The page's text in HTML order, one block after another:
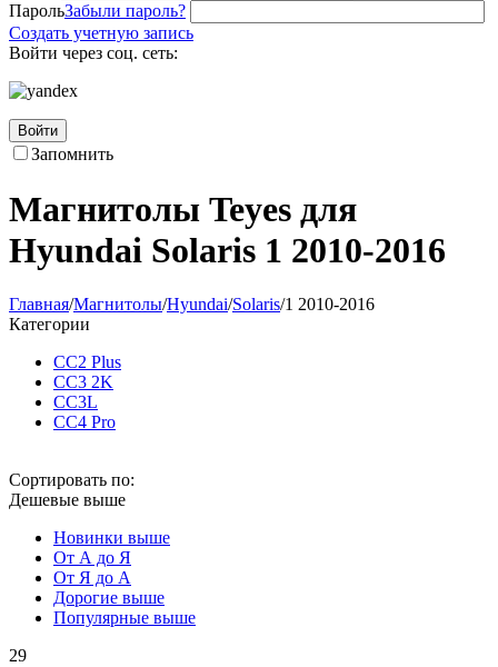
ПарольЗабыли пароль?
Создать учетную запись
Войти через соц. сеть:
Войти
Запомнить
Магнитолы Teyes для
Hyundai Solaris 1 2010-2016
Главная/Магнитолы/Hyundai/Solaris/1 2010-2016
Категории
CC2 Plus
CC3 2K
CC3L
CC4 Pro
Сортировать по:
Дешевые выше
Новинки выше
От А до Я
От Я до А
Дорогие выше
Популярные выше
29